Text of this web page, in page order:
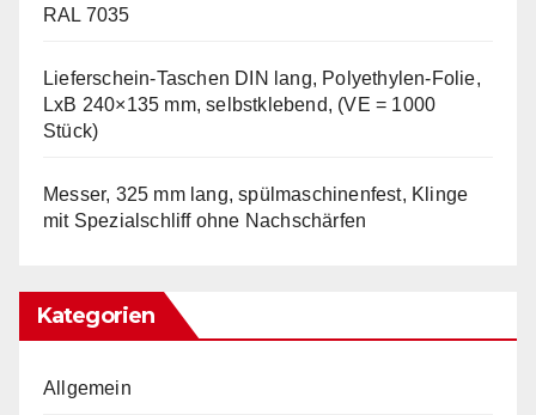
RAL 7035
Lieferschein-Taschen DIN lang, Polyethylen-Folie,
LxB 240×135 mm, selbstklebend, (VE = 1000
Stück)
Messer, 325 mm lang, spülmaschinenfest, Klinge
mit Spezialschliff ohne Nachschärfen
Kategorien
Allgemein